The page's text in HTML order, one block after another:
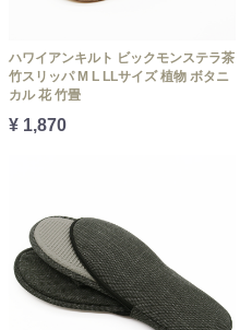
ハワイアンキルト ビックモンステラ茶
竹スリッパ M L LLサイズ 植物 ボタニ
カル 花 竹畳
¥ 1,870